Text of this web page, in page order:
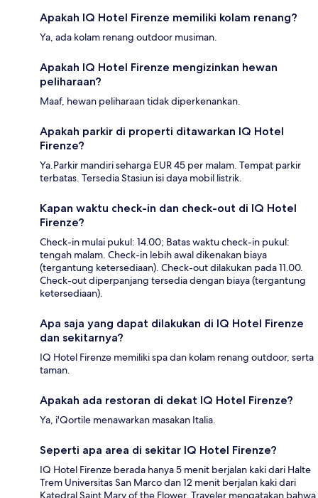
Apakah IQ Hotel Firenze memiliki kolam renang?
Ya, ada kolam renang outdoor musiman.
Apakah IQ Hotel Firenze mengizinkan hewan
peliharaan?
Maaf, hewan peliharaan tidak diperkenankan.
Apakah parkir di properti ditawarkan IQ Hotel
Firenze?
Ya.Parkir mandiri seharga EUR 45 per malam. Tempat parkir
terbatas. Tersedia Stasiun isi daya mobil listrik.
Kapan waktu check-in dan check-out di IQ Hotel
Firenze?
Check-in mulai pukul: 14.00; Batas waktu check-in pukul:
tengah malam. Check-in lebih awal dikenakan biaya
(tergantung ketersediaan). Check-out dilakukan pada 11.00.
Check-out diperpanjang tersedia dengan biaya (tergantung
ketersediaan).
Apa saja yang dapat dilakukan di IQ Hotel Firenze
dan sekitarnya?
IQ Hotel Firenze memiliki spa dan kolam renang outdoor, serta
taman.
Apakah ada restoran di dekat IQ Hotel Firenze?
Ya, i'Qortile menawarkan masakan Italia.
Seperti apa area di sekitar IQ Hotel Firenze?
IQ Hotel Firenze berada hanya 5 menit berjalan kaki dari Halte
Trem Universitas San Marco dan 12 menit berjalan kaki dari
Katedral Saint Mary of the Flower. Traveler mengatakan bahwa